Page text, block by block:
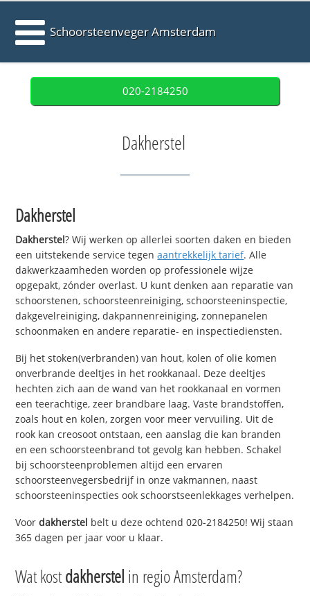
Schoorsteenveger Amsterdam
020-2184250
Dakherstel
Dakherstel
Dakherstel? Wij werken op allerlei soorten daken en bieden
een uitstekende service tegenaantrekkelijk tarief. Alle
dakwerkzaamheden worden op professionele wijze
opgepakt, zónder overlast. U kunt denken aan reparatie van
schoorstenen, schoorsteenreiniging, schoorsteeninspectie,
dakgevelreiniging, dakpannenreiniging, zonnepanelen
schoonmaken en andere reparatie- en inspectiediensten.
Bij het stoken(verbranden) van hout, kolen of olie komen
onverbrande deeltjes in het rookkanaal. Deze deeltjes
hechten zich aan de wand van het rookkanaal en vormen
een teerachtige, zeer brandbare laag. Vaste brandstoffen,
zoals hout en kolen, zorgen voor meer vervuiling. Uit de
rook kan creosoot ontstaan, een aanslag die kan branden
en een schoorsteenbrand tot gevolg kan hebben. Schakel
bij schoorsteenproblemen altijd een ervaren
schoorsteenvegersbedrijf in onze vakmannen, naast
schoorsteeninspecties ook schoorstseenlekkages verhelpen.
Voordakherstel belt u deze ochtend 020-2184250! Wij staan
365 dagen per jaar voor u klaar.
Wat kostdakherstel in regio Amsterdam?